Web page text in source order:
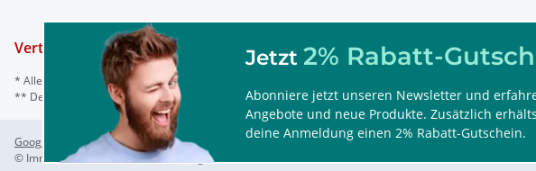
Jetzt2% Rabatt-
Abonniere jetzt unseren Newsletter und
Angebote und neue Produkte. Zusätzlich
deine Anmeldung einen 2% Rabatt-Gutschein.
Vertrag widerrufen
* Alle Preise inkl. gesetzl. Mehrwertsteuer, ggf. zzgl.
** Der Rabattcode ist nur einmal einlösbar, nicht mit anderen Rabattaktionen kombinierbar, nur im
Google Analytics deaktivierenStatus: Opt-Out-Cookie ist nicht gesetzt (Tracking aktiv)
© ImmoTec GmbH, Watermanns Weg 31a, 44866 Bochum/Deutschland, Tel. 02327 / 586050,